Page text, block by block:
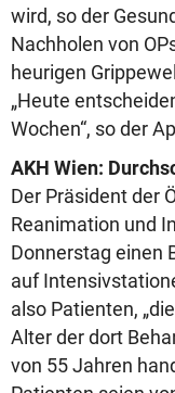
wird, so der
Nachholen von
heurigen
„Heute
Wochen“, so der
AKH Wien:
Der Präsident der
Reanimation und
Donnerstag einen
auf
also Patienten,
Alter der dort
von 55 Jahren